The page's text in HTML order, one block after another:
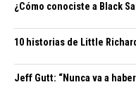
¿Cómo conociste a Black
10 historias de Little
Jeff Gutt: “Nunca va a